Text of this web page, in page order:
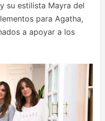
su estilista Mayra del
para Agatha,
a apoyar a los